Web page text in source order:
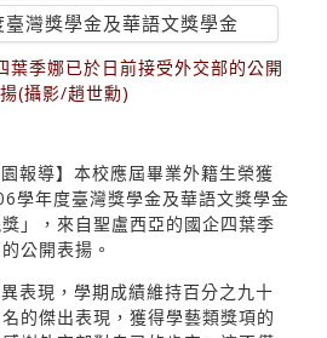
葉季娜已於日前接受外交部的公開
(攝影/趙世勳)
園報導】本校應屆畢業外籍生榮獲
學年度臺灣獎學金及華語文獎學金
」，來自聖盧西亞的國企四葉季
公開表揚。
表現，學期成績維持百分之九十
的傑出表現，獲得學藝類獎項的